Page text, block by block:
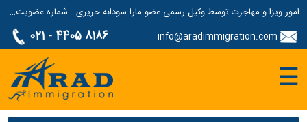
امور ویزا و مهاجرت توسط وکیل رسمی عضو مارا سودابه حریری - شماره عضویت مارا: 1687507
021 - 4405 8186 info@aradimmigration.com
☰